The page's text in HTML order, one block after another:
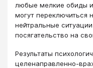
любые мелкие обиды
могут переключиться
нейтральные
посягательство на
Результаты
целенаправленно-